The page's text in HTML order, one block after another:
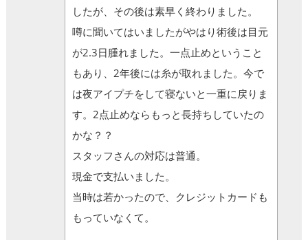
したが、その後は素早く終わりました。
噂に聞いてはいましたがやはり術後は目元
が2.3日腫れました。一点止めということ
もあり、2年後には糸が取れました。今で
は夜アイプチをして寝ないと一重に戻りま
す。2点止めならもっと長持ちしていたの
かな？？
スタッフさんの対応は普通。
現金で支払いました。
当時は若かったので、クレジットカードも
もっていなくて。